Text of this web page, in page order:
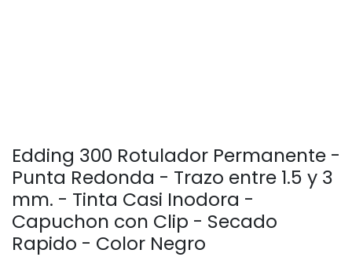
Edding 300 Rotulador Permanente -
Punta Redonda - Trazo entre 1.5 y 3
mm. - Tinta Casi Inodora -
Capuchon con Clip - Secado
Rapido - Color Negro